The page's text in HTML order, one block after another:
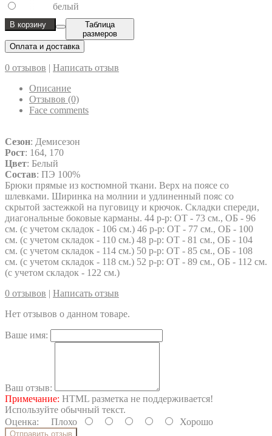
белый
В корзину
Таблица
размеров
Оплата и доставка
0 отзывов | Написать отзыв
Описание
Отзывов (0)
Face comments
Сезон: Демисезон
Рост: 164, 170
Цвет: Белый
Состав: ПЭ 100%
Брюки прямые из костюмной ткани. Верх на поясе со
шлевками. Ширинка на молнии и удлиненный пояс со
скрытой застежкой на пуговицу и крючок. Складки спереди,
диагональные боковые карманы. 44 р-р: ОТ - 73 см., ОБ - 96
см. (с учетом складок - 106 см.) 46 р-р: ОТ - 77 см., ОБ - 100
см. (с учетом складок - 110 см.) 48 р-р: ОТ - 81 см., ОБ - 104
см. (с учетом складок - 114 см.) 50 р-р: ОТ - 85 см., ОБ - 108
см. (с учетом складок - 118 см.) 52 р-р: ОТ - 89 см., ОБ - 112 см.
(с учетом складок - 122 см.)
0 отзывов | Написать отзыв
Нет отзывов о данном товаре.
Ваше имя:
Ваш отзыв:
Примечание: HTML разметка не поддерживается!
Используйте обычный текст.
Оценка: Плохо Хорошо
Отправить отзыв